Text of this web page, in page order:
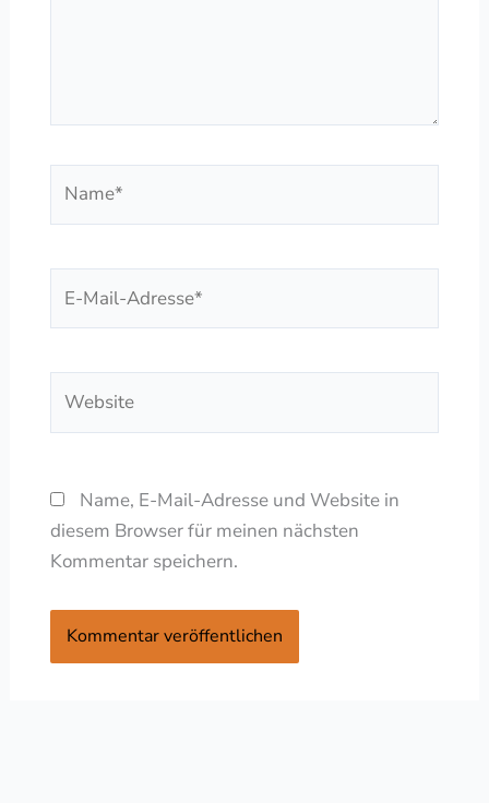
Mail-
Name, E-Mail-Adresse und Website in
diesem Browser für meinen nächsten
Kommentar speichern.